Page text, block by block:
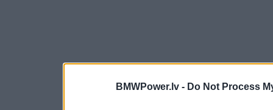
BMWPower.lv - Do Not Process